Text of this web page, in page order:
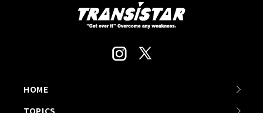
HOME
TOPICS